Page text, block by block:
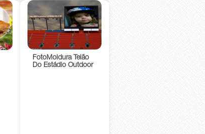
FotoMoldura Telão
Do Estádio Outdoor